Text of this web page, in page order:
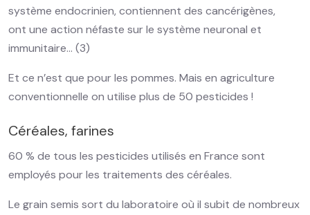
système endocrinien, contiennent des cancérigènes,
ont une action néfaste sur le système neuronal et
immunitaire… (3)
Et ce n’est que pour les pommes. Mais en agriculture
conventionnelle on utilise plus de 50 pesticides !
Céréales, farines
60 % de tous les pesticides utilisés en France sont
employés pour les traitements des céréales.
Le grain semis sort du laboratoire où il subit de nombreux